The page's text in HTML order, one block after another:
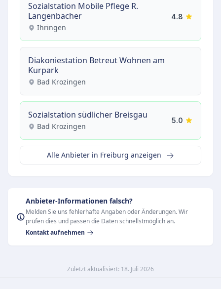
Sozialstation Mobile Pflege R.
Langenbacher
Ihringen
4.8
Diakoniestation Betreut Wohnen am
Kurpark
Bad Krozingen
Sozialstation südlicher Breisgau
Bad Krozingen
5.0
Alle Anbieter in Freiburg anzeigen
Anbieter-Informationen falsch?
Melden Sie uns fehlerhafte Angaben oder Änderungen. Wir
prüfen dies und passen die Daten schnellstmöglich an.
Kontakt aufnehmen
Zuletzt aktualisiert: 18. Juli 2026